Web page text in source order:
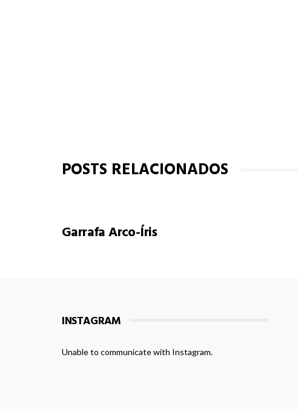
POSTS RELACIONADOS
Garrafa Arco-Íris
INSTAGRAM
Unable to communicate with Instagram.